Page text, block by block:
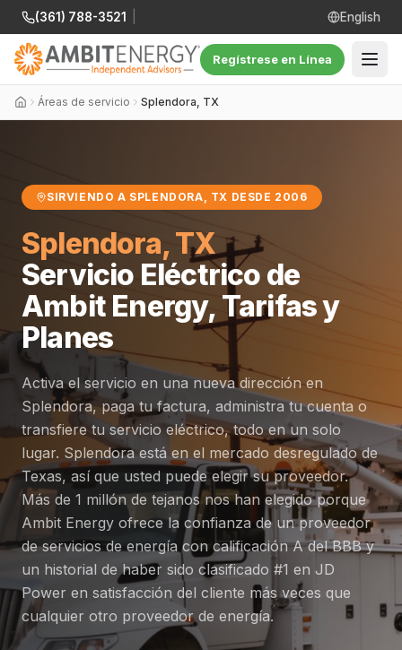
(361) 788-3521 English
Regístrese en Línea
Áreas de servicio Splendora, TX
SIRVIENDO A SPLENDORA, TX DESDE 2006
Splendora, TX
Servicio Eléctrico de
Ambit Energy, Tarifas y
Planes
Activa el servicio en una nueva dirección en
Splendora, paga tu factura, administra tu cuenta o
transfiere tu servicio eléctrico, todo en un solo
lugar. Splendora está en el mercado desregulado de
Texas, así que usted puede elegir su proveedor.
Más de 1 millón de tejanos nos han elegido porque
Ambit Energy ofrece la confianza de un proveedor
de servicios de energía con calificación A del BBB y
un historial de haber sido clasificado #1 en JD
Power en satisfacción del cliente más veces que
cualquier otro proveedor de energía.